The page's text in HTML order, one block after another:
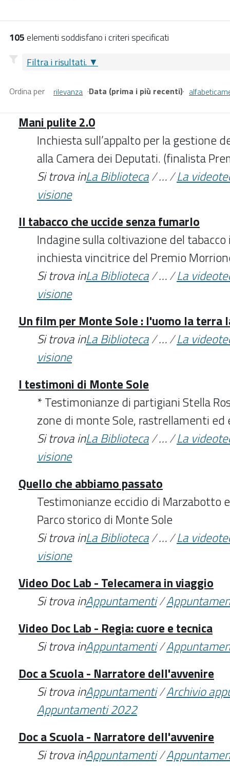
105elementi soddisfano i criteri specificati
Filtra i risultati.
Ordina per rilevanza ·Data (prima i più recenti)·
Mani pulite 2.0
Inchiesta sull’appalto per la gestione
alla Camera dei Deputati. (finalista
Si trova inLa Biblioteca/…/La
visione
Il tabacco che uccide senza fumarlo
Indagine sulla coltivazione del
inchiesta vincitrice del Premio
Si trova inLa Biblioteca/…/La
visione
Un film per Monte Sole : l'uomo la terra
Si trova inLa Biblioteca/…/La
visione
I testimoni di Monte Sole
* Testimonianze di partigiani Stella
zone di monte Sole, rastrellamenti ed
Si trova inLa Biblioteca/…/La
visione
Quello che abbiamo passato
Testimonianze eccidio di Marzabotto
Parco storico di Monte Sole
Si trova inLa Biblioteca/…/La
visione
Video Doc Lab - Telecamera in viaggio
Si trova inAppuntamenti/
Video Doc Lab - Regia: cuore e tecnica
Si trova inAppuntamenti/
Doc a Scuola - Narratore dell'avvenire
Si trova inAppuntamenti/Archivio
Appuntamenti 2022
Doc a Scuola - Narratore dell'avvenire
Si trova inAppuntamenti/